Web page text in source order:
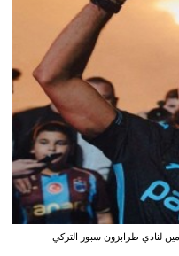
لنادي طرابزون سبور التركي